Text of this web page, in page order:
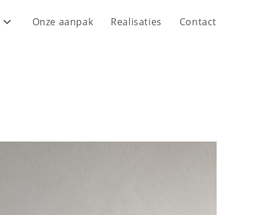
Onze aanpak Realisaties Contact